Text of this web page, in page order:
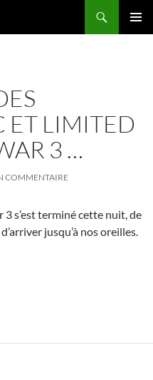
ET LIMITED
3 …
COMMENTAIRE
s’est terminé cette nuit, de
jusqu’à nos oreilles.